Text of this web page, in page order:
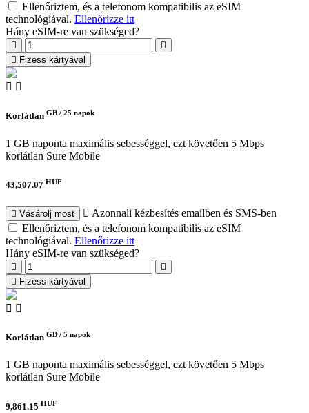
Ellenőriztem, és a telefonom kompatibilis az eSIM
technológiával. Ellenőrizze itt
Hány eSIM-re van szükséged?
Fizess kártyával
Korlátlan GB / 25 napok
1 GB naponta maximális sebességgel, ezt követően 5 Mbps
korlátlan Sure Mobile
43,507.07 HUF
Vásárolj most
Azonnali kézbesítés emailben és SMS-ben
Ellenőriztem, és a telefonom kompatibilis az eSIM
technológiával. Ellenőrizze itt
Hány eSIM-re van szükséged?
Fizess kártyával
Korlátlan GB / 5 napok
1 GB naponta maximális sebességgel, ezt követően 5 Mbps
korlátlan Sure Mobile
9,861.15 HUF